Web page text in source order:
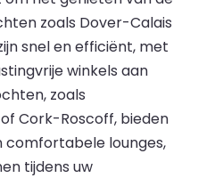
zoals Dover-Calais
snel en efficiënt, met
winkels aan
zoals
Cork-Roscoff, bieden
lounges,
tijdens uw